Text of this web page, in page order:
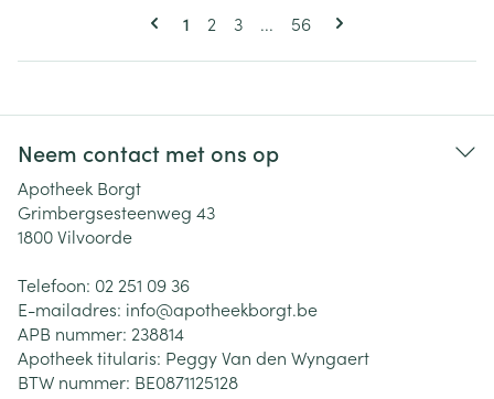
Pagina's
U lees momenteel pagina
1 Pagina
2 Pagina
3 ... Pagina
56
Neem contact met ons op
Apotheek Borgt
Grimbergsesteenweg 43
1800Vilvoorde
Telefoon: 02 251 09 36
E-mailadres: info@apotheekborgt.be
APB nummer: 238814
Apotheek titularis: Peggy Van den Wyngaert
BTW nummer: BE0871125128